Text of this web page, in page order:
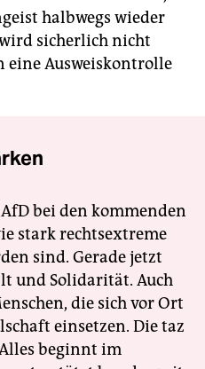
halbwegs wieder
sicherlich nicht
eine Ausweiskontrolle
bei den kommenden
stark rechtsextreme
sind. Gerade jetzt
und Solidarität. Auch
die sich vor Ort
einsetzen. Die taz
beginnt im